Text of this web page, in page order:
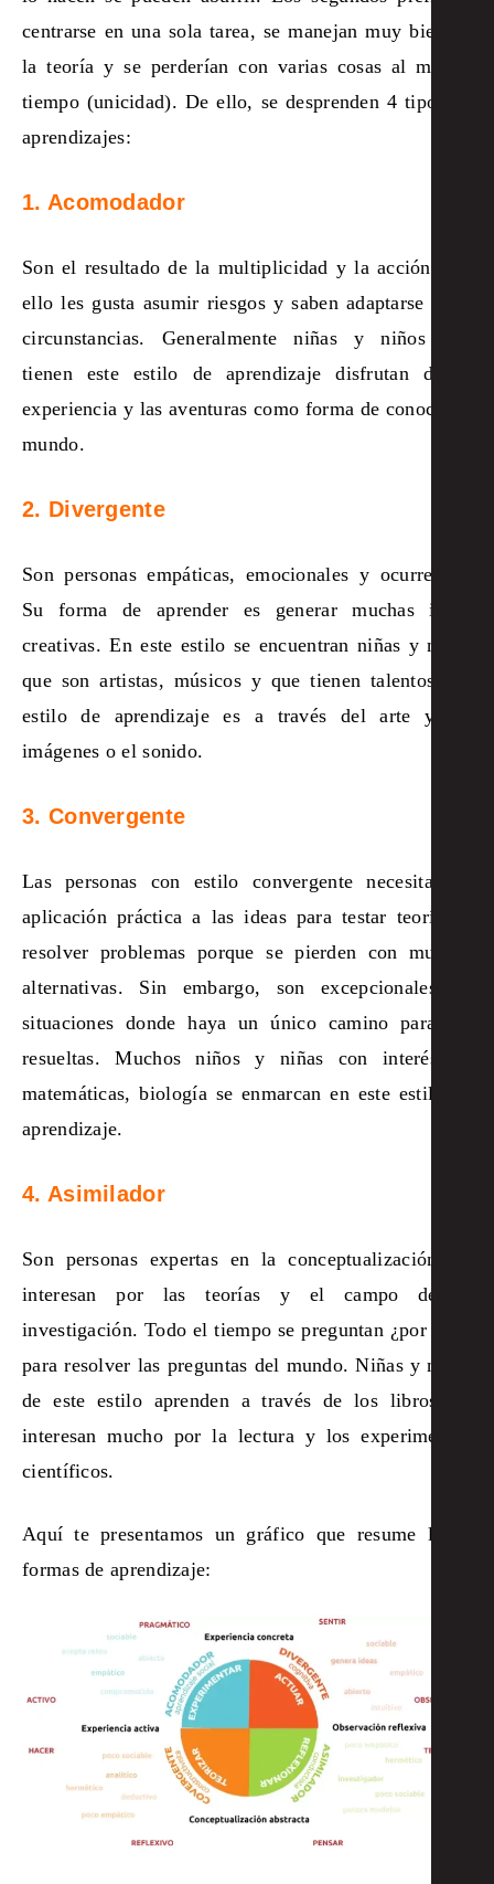
centrarse en una sola tarea, se manejan muy bien en
la teoría y se perderían con varias cosas al mismo
tiempo (unicidad). De ello, se desprenden 4 tipos de
aprendizajes:
1. Acomodador
Son el resultado de la multiplicidad y la acción, por
ello les gusta asumir riesgos y saben adaptarse a las
circunstancias. Generalmente niñas y niños que
tienen este estilo de aprendizaje disfrutan de la
experiencia y las aventuras como forma de conocer el
mundo.
2. Divergente
Son personas empáticas, emocionales y ocurrentes.
Su forma de aprender es generar muchas ideas
creativas. En este estilo se encuentran niñas y niños
que son artistas, músicos y que tienen talentos. Su
estilo de aprendizaje es a través del arte y las
imágenes o el sonido.
3. Convergente
Las personas con estilo convergente necesitan la
aplicación práctica a las ideas para testar teorías o
resolver problemas porque se pierden con muchas
alternativas. Sin embargo, son excepcionales en
situaciones donde haya un único camino para ser
resueltas. Muchos niños y niñas con interés en
matemáticas, biología se enmarcan en este estilo de
aprendizaje.
4. Asimilador
Son personas expertas en la conceptualización, se
interesan por las teorías y el campo de la
investigación. Todo el tiempo se preguntan ¿por qué?
para resolver las preguntas del mundo. Niñas y niños
de este estilo aprenden a través de los libros, se
interesan mucho por la lectura y los experimentos
científicos.
Aquí te presentamos un gráfico que resume las 4
formas de aprendizaje: